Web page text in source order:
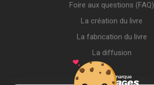
Foire aux questions (FAQ)
La création du livre
La fabrication du livre
La diffusion